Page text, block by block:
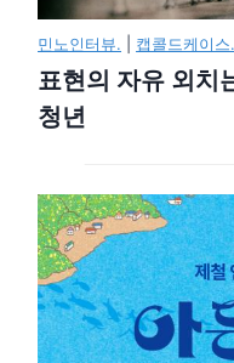
민노인터뷰. 캡콜드케이스.
표현의 자유 외치
청년